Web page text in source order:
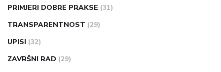
PRIMJERI DOBRE PRAKSE (31)
TRANSPARENTNOST (29)
UPISI (32)
ZAVRŠNI RAD (29)